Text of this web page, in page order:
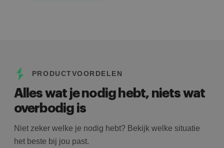
PRODUCTVOORDELEN
Alles wat je nodig hebt, niets wat
overbodig is
Niet zeker welke je nodig hebt? Bekijk welke situatie
het beste bij jou past.